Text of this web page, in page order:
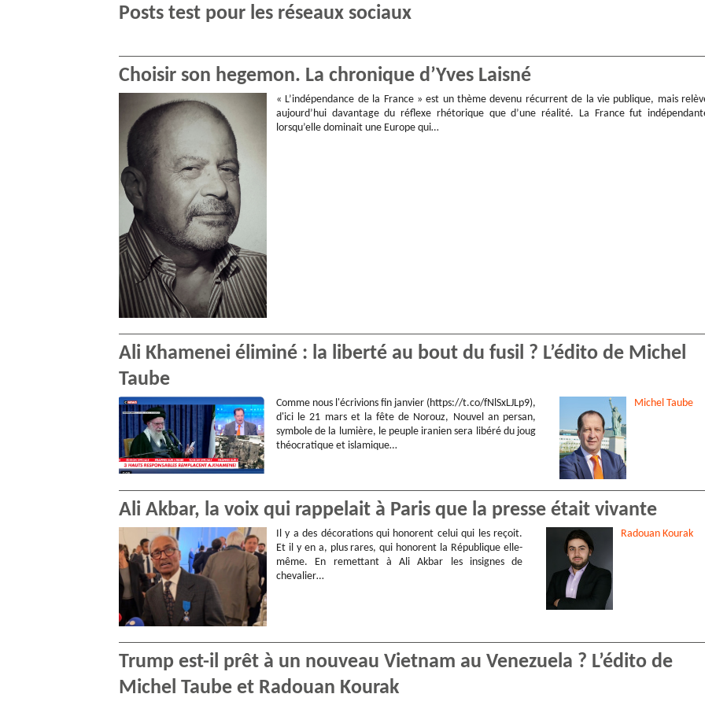
Posts test pour les réseaux sociaux
Choisir son hegemon. La chronique d’Yves Laisné
« L’indépendance de la France » est un thème devenu récurrent de la vie publique, mais
aujourd’hui davantage du réflexe rhétorique que d’une réalité. La France fut
lorsqu’elle dominait une Europe qui…
Ali Khamenei éliminé : la liberté au bout du fusil ? L’édito de Michel
Taube
Comme nous l'écrivions fin janvier (https://t.co/fNlSxLJLp9),
d'ici le 21 mars et la fête de Norouz, Nouvel an persan,
symbole de la lumière, le peuple iranien sera libéré du joug
théocratique et islamique…
Michel Taube
Ali Akbar, la voix qui rappelait à Paris que la presse était vivante
Il y a des décorations qui honorent celui qui les reçoit.
Et il y en a, plus rares, qui honorent la République elle-
même. En remettant à Ali Akbar les insignes de
chevalier…
Radouan Kourak
Trump est-il prêt à un nouveau Vietnam au Venezuela ? L’édito de
Michel Taube et Radouan Kourak